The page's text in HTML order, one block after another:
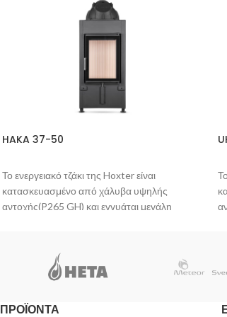
HAKA 37-50
Το ενεργειακό τζάκι της Hoxter είναι
κατασκευασμένο από χάλυβα υψηλής
αντοχής(P265 GH) και εγγυάται μεγάλη
και δεν προκαλεί οσμή στο πρώτο άναμμα.
Η πόρτα σφραγίζει πλήρως, με αποτέλεσμα η
φωτιά να ανταποκρίνεται άμεσα σε κάθε
ΠΡΟΪΟΝΤΑ